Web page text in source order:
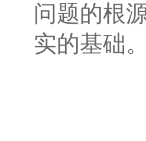
问题的根
实的基础。